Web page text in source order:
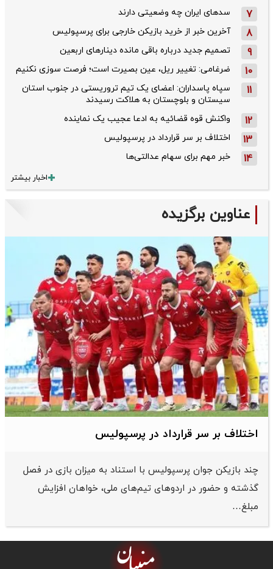
7 سدهای ایران چه وضعیتی دارند
8 آخرین خبر از خرید بازیکن خارجی برای پرسپولیس
9 تصمیم جدید درباره باقی مانده دینارهای اربعین
10 ضرغامی: تغییر ریل، عین بصیرت است؛ فرصت سوزی نکنیم
11
سپاه پاسداران: اعضای یک تیم تروریستی در جنوب استان
سیستان و بلوچستان به هلاکت رسیدند
12 واکنش قوه قضائیه به ادعا عجیب یک نماینده
13 اختلاف بر سر قرارداد در پرسپولیس
14 خبر مهم برای سهام عدالتی‌ها
اخبار بیشتر
عناوین برگزیده
اختلاف بر سر قرارداد در پرسپولیس
چند بازیکن جوان پرسپولیس با استناد به میزان بازی در فصل
گذشته و حضور در اردوهای تیم‌های ملی، خواهان افزایش
مبلغ…